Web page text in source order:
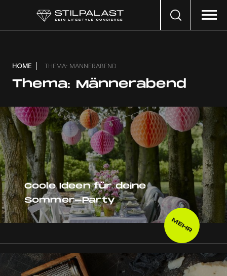
Search
HOME THEMA: MÄNNERABEND
Thema: Männerabend
Coole Ideen für deine
Sommer-Party
MEHR